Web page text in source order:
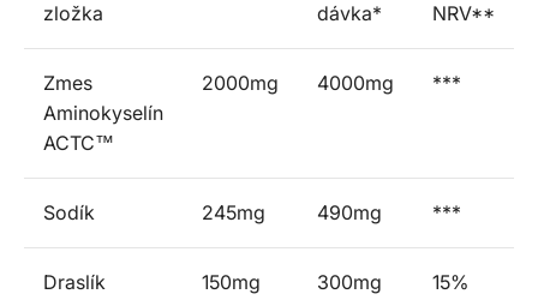
zložka
dávka*
NRV**
Zmes
Aminokyselín
ACTC™
2000mg 4000mg ***
Sodík 245mg 490mg ***
Draslík 150mg 300mg 15%